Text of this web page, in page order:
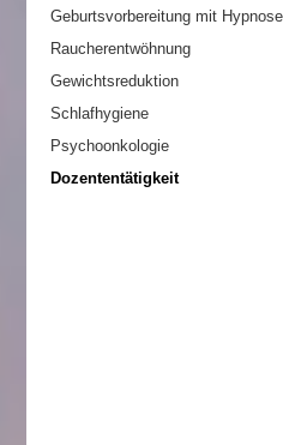
Geburtsvorbereitung mit Hypnose
Raucherentwöhnung
Gewichtsreduktion
Schlafhygiene
Psychoonkologie
Dozententätigkeit